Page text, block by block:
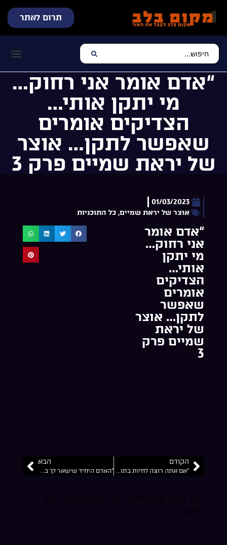
תרום לאתר
“אדם אומר אני רחוק…
מי יתקן אותי…
הצדיקים אומרים
שאפשר לתקן… אוצר
של יראת שמיים פרק 3
01/03/2023
אוצר של יראת שמיים, כל התוכניות
“אדם אומר
אני רחוק…
מי יתקן
אותי…
הצדיקים
אומרים
שאפשר
לתקן… אוצר
של יראת
שמיים פרק
3
הקודם
“אם אתה רוצה לחיות בתוך האמונה תדבר קבוע עם אלוקים ככה תחיה חיים של גן עדן… קינן גלעד…
הבא
“האדם היחיד שישאר לך בסוף זה הבן/הבת זוז… אז תדון לכף זכות… “רהובן מהסדרה “עוד ניפגש בכאן 11